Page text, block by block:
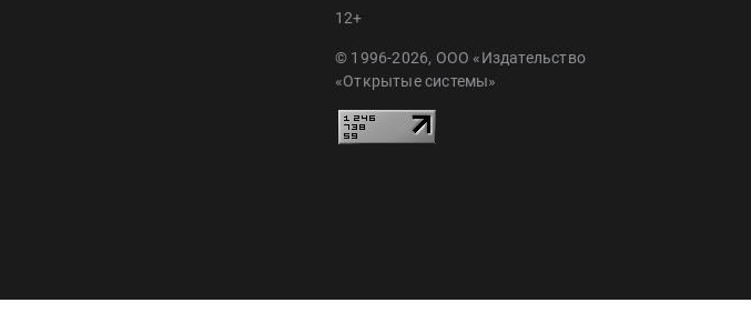
12+
© 1996-2026, ООО «Издательство
«Открытые системы»